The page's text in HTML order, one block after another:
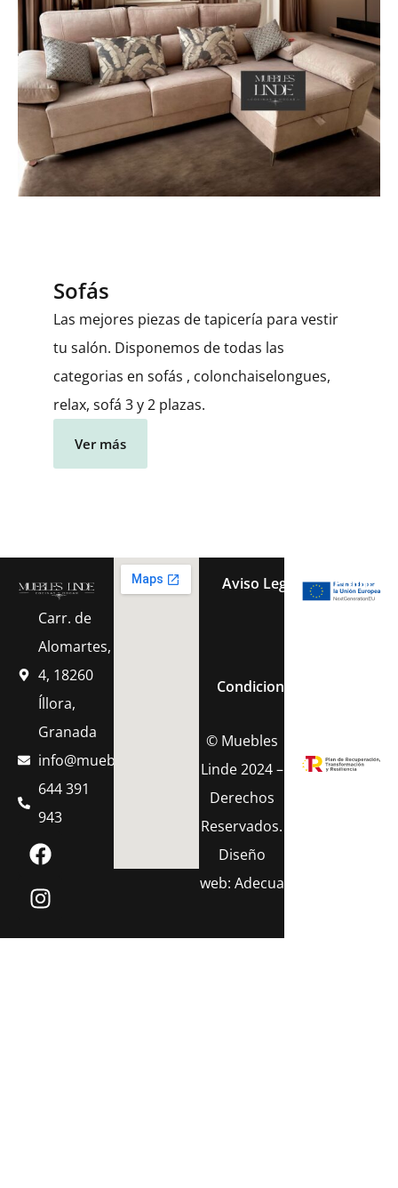
Sofás
Las mejores piezas de tapicería para vestir
tu salón. Disponemos de todas las
categorias en sofás , colonchaiselongues,
relax, sofá 3 y 2 plazas.
Ver más
Carr. de
Alomartes,
4, 18260
Íllora,
Granada
info@muebleslinde.com
644 391
943
Aviso Legal Política
Condiciones Generales
© Muebles
Linde 2024 –
Derechos
Reservados.
Diseño
web: Adecua